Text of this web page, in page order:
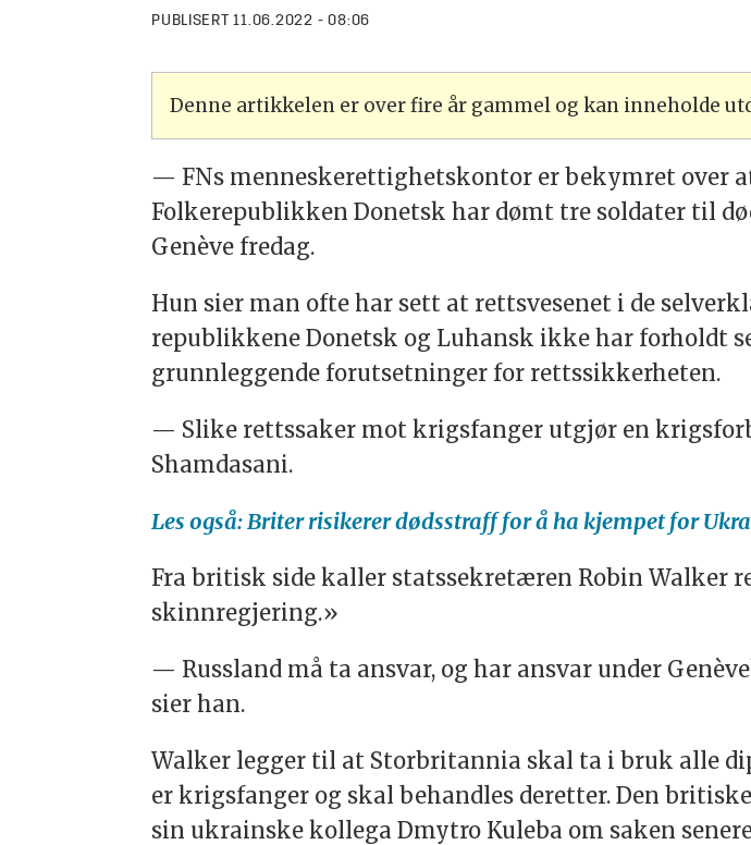
PUBLISERT 11.06.2022 - 08:06
Denne artikkelen er over fire år gammel og kan inneholde
— FNs menneskerettighetskontor er bekymret over
Folkerepublikken Donetsk har dømt tre soldater til
Genève fredag.
Hun sier man ofte har sett at rettsvesenet i de
republikkene Donetsk og Luhansk ikke har forholdt
grunnleggende forutsetninger for rettssikkerheten.
— Slike rettssaker mot krigsfanger utgjør en
Shamdasani.
Les også: Briter risikerer dødsstraff for å ha kjempet for
Fra britisk side kaller statssekretæren Robin Walker
skinnregjering.»
— Russland må ta ansvar, og har ansvar under
sier han.
Walker legger til at Storbritannia skal ta i bruk alle
er krigsfanger og skal behandles deretter. Den
sin ukrainske kollega Dmytro Kuleba om saken